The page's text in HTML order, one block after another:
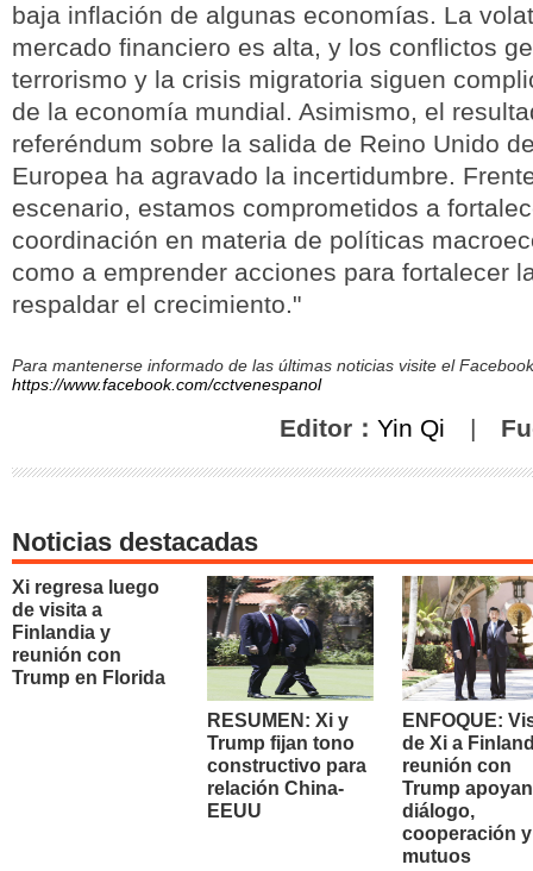
baja inflación de algunas economías. La
mercado financiero es alta, y los conflictos
terrorismo y la crisis migratoria siguen
de la economía mundial. Asimismo, el
referéndum sobre la salida de Reino Unido
Europea ha agravado la incertidumbre.
escenario, estamos comprometidos a
coordinación en materia de políticas
como a emprender acciones para fortalecer
respaldar el crecimiento."
Para mantenerse informado de las últimas noticias visite el
https://www.facebook.com/cctvenespanol
Editor： Yin Qi |
Noticias destacadas
Xi regresa luego
de visita a
Finlandia y
reunión con
Trump en Florida
RESUMEN: Xi y
Trump fijan tono
constructivo para
relación China-
EEUU
ENFOQUE:
de Xi a
reunión con
Trump apoyan
diálogo,
cooperación y
mutuos